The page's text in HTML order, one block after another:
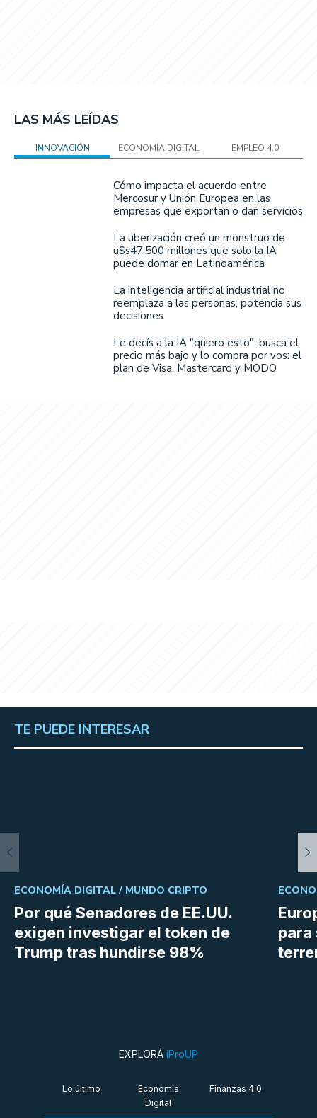
LAS MÁS LEÍDAS
INNOVACIÓN ECONOMÍA DIGITAL EMPLEO 4.0
Cómo impacta el acuerdo entre
Mercosur y Unión Europea en las
empresas que exportan o dan servicios
La uberización creó un monstruo de
u$s47.500 millones que solo la IA
puede domar en Latinoamérica
La inteligencia artificial industrial no
reemplaza a las personas, potencia sus
decisiones
Le decís a la IA "quiero esto", busca el
precio más bajo y lo compra por vos: el
plan de Visa, Mastercard y MODO
TE PUEDE INTERESAR
Por qué Senadores de EE.UU.
exigen investigar el token de
Trump tras hundirse 98%
ECONOMÍA DIGITAL / MUNDO CRIPTO
para
EXPLORÁ iProUP
Lo último
Economía
Digital
Finanzas 4.0